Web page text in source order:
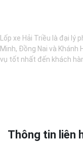
Lốp xe Hải Triều là đại
Minh, Đồng Nai và
vụ tốt nhất đến khách
Thông tin liên